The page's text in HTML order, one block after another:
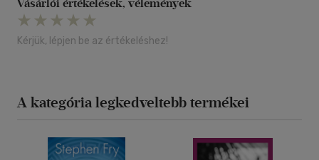
Vásárlói értékelések, vélemények
Kérjük, lépjen be az értékeléshez!
A kategória legkedveltebb termékei